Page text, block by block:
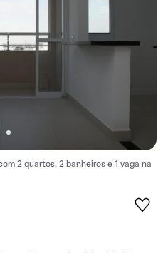
2 quartos, 2 banheiros e 1 vaga na